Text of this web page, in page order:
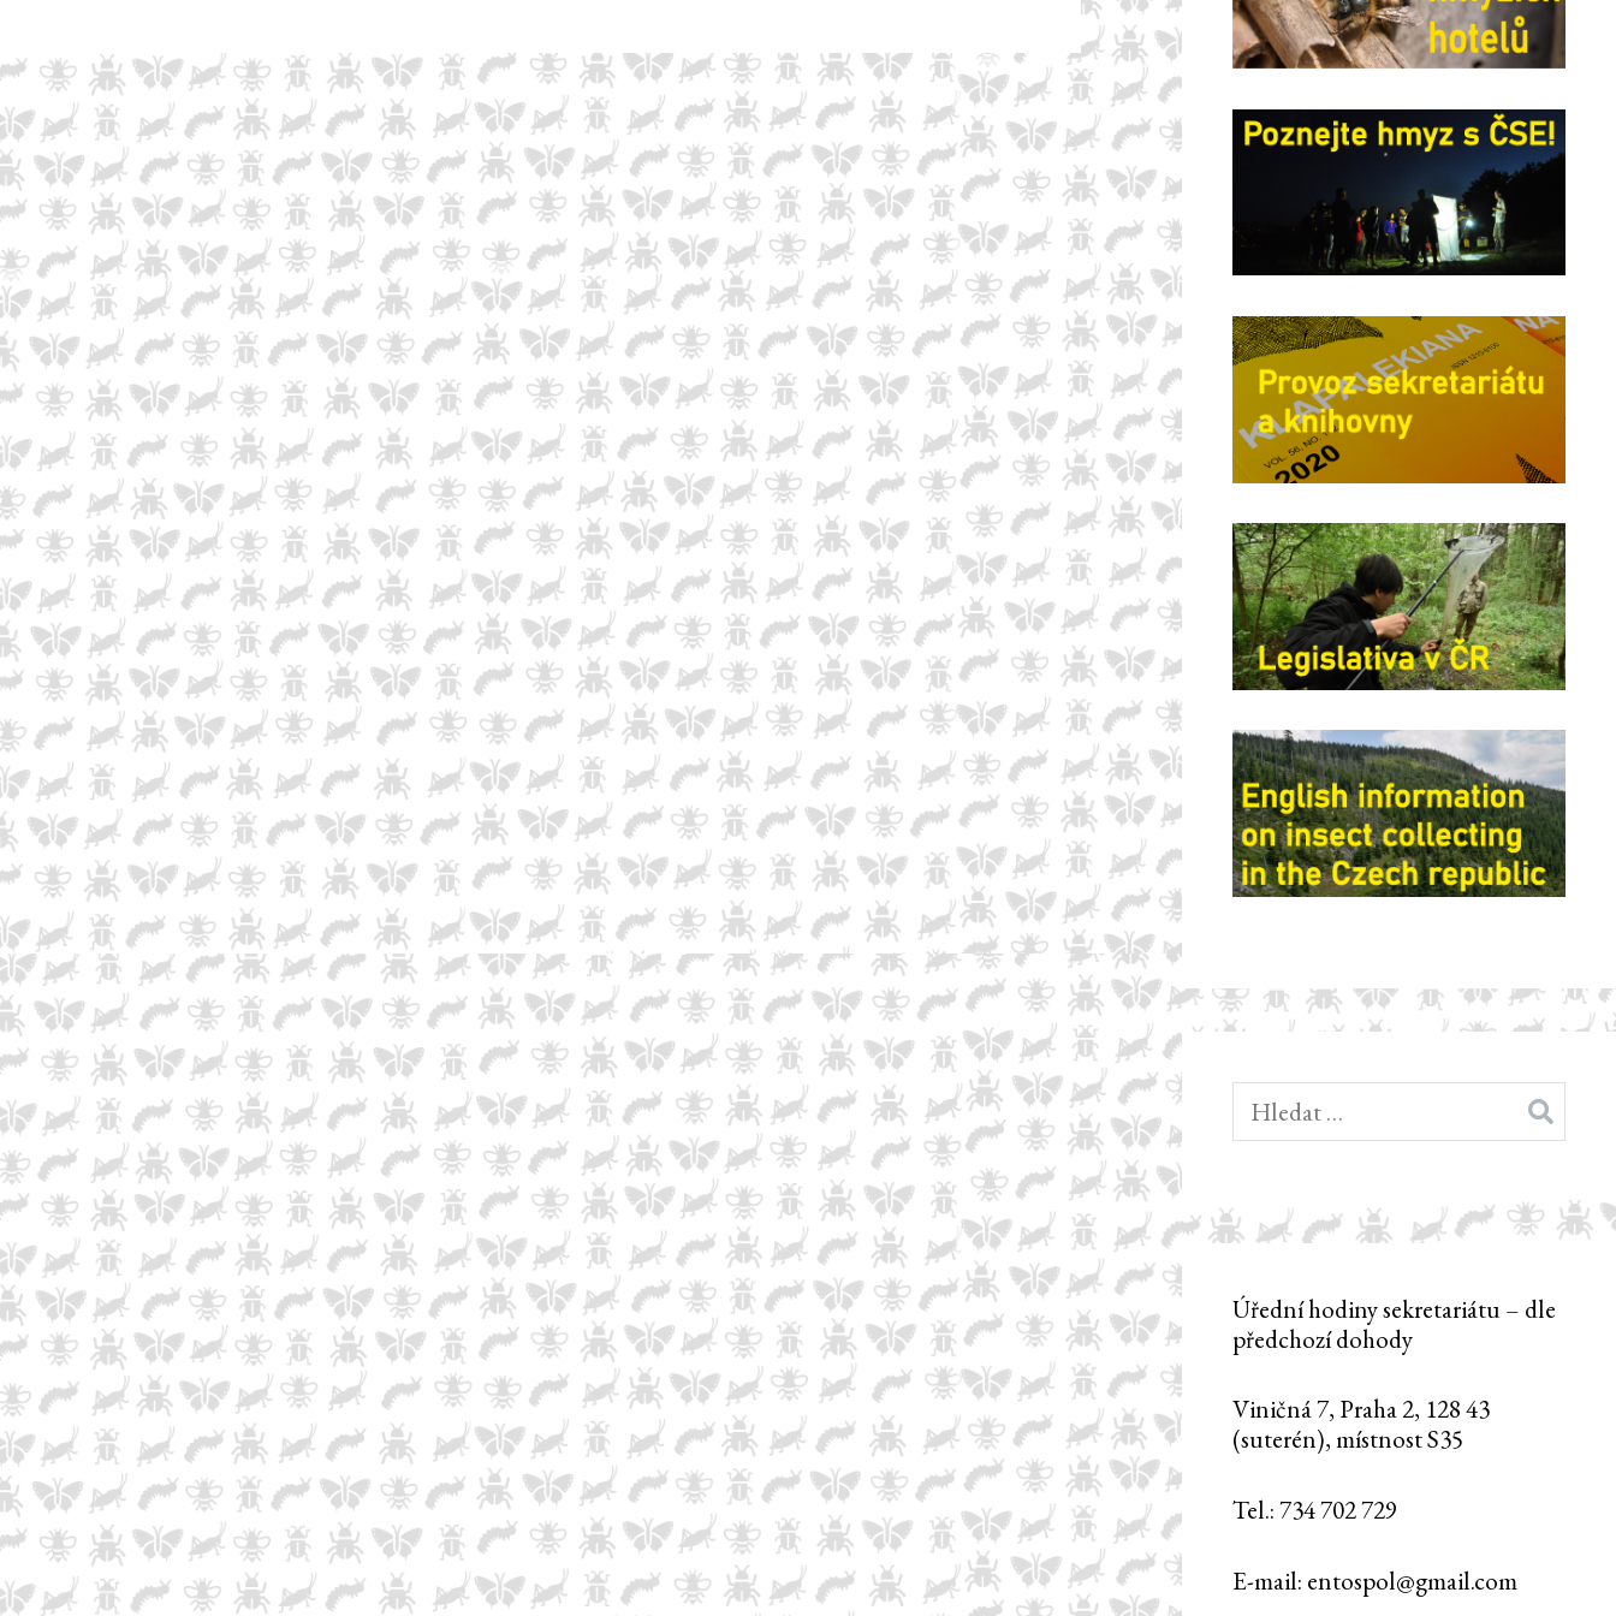
Vyhledávání
Úřední hodiny sekretariátu – dle
předchozí dohody
Viničná 7, Praha 2, 128 43
(suterén), místnost S35
Tel.: 734 702 729
E-mail: entospol@gmail.com